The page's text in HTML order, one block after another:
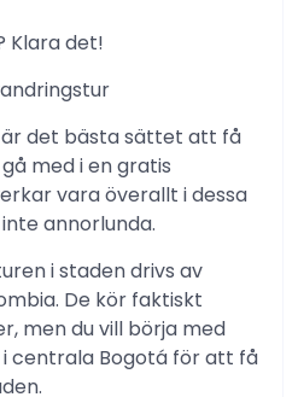
Klara det!
är det bästa sättet att få
med i en gratis
vara överallt i dessa
annorlunda.
i staden drivs av
De kör faktiskt
men du vill börja med
centrala Bogotá för att få